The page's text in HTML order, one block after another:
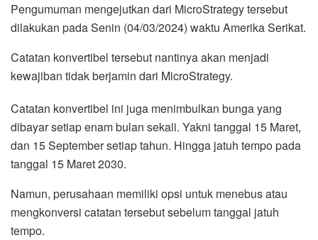
Pengumuman mengejutkan dari MicroStrategy tersebut
dilakukan pada Senin (04/03/2024) waktu Amerika Serikat.
Catatan konvertibel tersebut nantinya akan menjadi
kewajiban tidak berjamin dari MicroStrategy.
Catatan konvertibel ini juga menimbulkan bunga yang
dibayar setiap enam bulan sekali. Yakni tanggal 15 Maret,
dan 15 September setiap tahun. Hingga jatuh tempo pada
tanggal 15 Maret 2030.
Namun, perusahaan memiliki opsi untuk menebus atau
mengkonversi catatan tersebut sebelum tanggal jatuh
tempo.